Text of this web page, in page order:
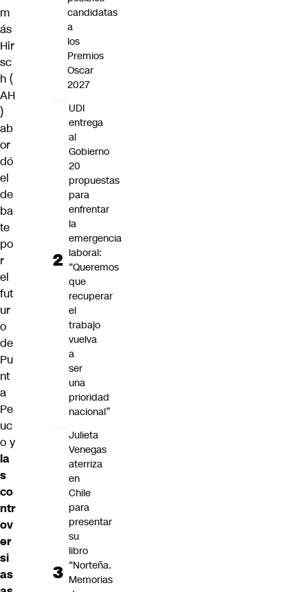
m
ás
Hir
sc
h (
AH
)
ab
or
dó
el
de
ba
te
po
r
el
fut
ur
o
de
Pu
nt
a
Pe
uc
o y
la
s
co
ntr
ov
er
si
as
candidatas
a
los
Premios
Oscar
2027
UDI
entrega
al
Gobierno
20
propuestas
para
enfrentar
la
emergencia
laboral:
“Queremos
que
recuperar
el
trabajo
vuelva
a
ser
una
prioridad
nacional”
Julieta
Venegas
aterriza
en
Chile
para
presentar
su
libro
“Norteña.
Memorias